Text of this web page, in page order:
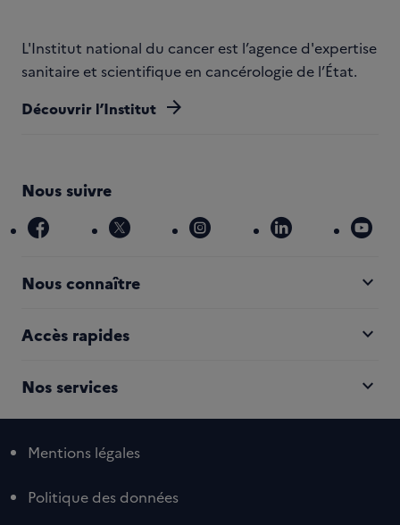
L'Institut national du cancer est l’agence d'expertise
sanitaire et scientifique en cancérologie de l’État.
Découvrir l’Institut arrow_forward
Nous suivre
facebook x instagram linkedin
Nous connaître expand_more
Accès rapides expand_more
Nos services expand_more
Mentions légales
Politique des données